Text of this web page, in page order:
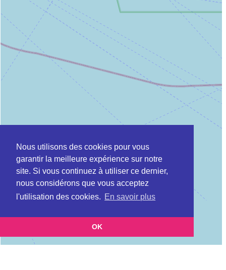
Nous utilisons des cookies pour vous
garantir la meilleure expérience sur notre
site. Si vous continuez à utiliser ce dernier,
nous considérons que vous acceptez
l'utilisation des cookies. En savoir plus
OK